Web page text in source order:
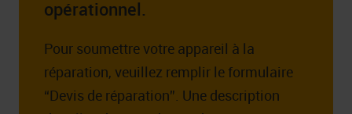
opérationnel.
Pour soumettre votre appareil à la
réparation, veuillez remplir le formulaire
“Devis de réparation”. Une description